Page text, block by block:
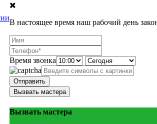
В настоящее время наш рабочий день
Время звонка
Отправить
Вызвать мастера
Вызвать мастера